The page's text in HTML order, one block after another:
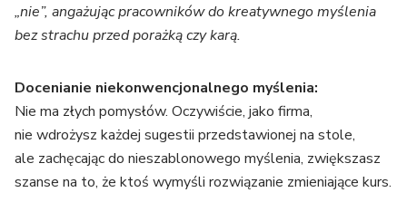
„nie”, angażując pracowników do kreatywnego myślenia
bez strachu przed porażką czy karą.
Docenianie niekonwencjonalnego myślenia:
Nie ma złych pomysłów. Oczywiście, jako firma,
nie wdrożysz każdej sugestii przedstawionej na stole,
ale zachęcając do nieszablonowego myślenia, zwiększasz
szanse na to, że ktoś wymyśli rozwiązanie zmieniające kurs.